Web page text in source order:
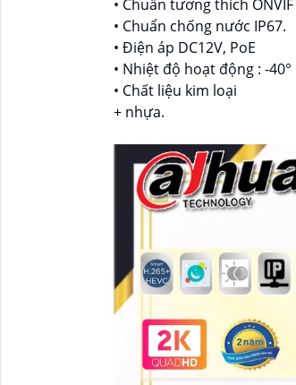
• Chuẩn tương thích
• Chuẩn chống nước IP67.
• Điện áp DC12V, PoE
• Nhiệt độ hoạt động : -40°
• Chất liệu kim loại
+ nhựa.